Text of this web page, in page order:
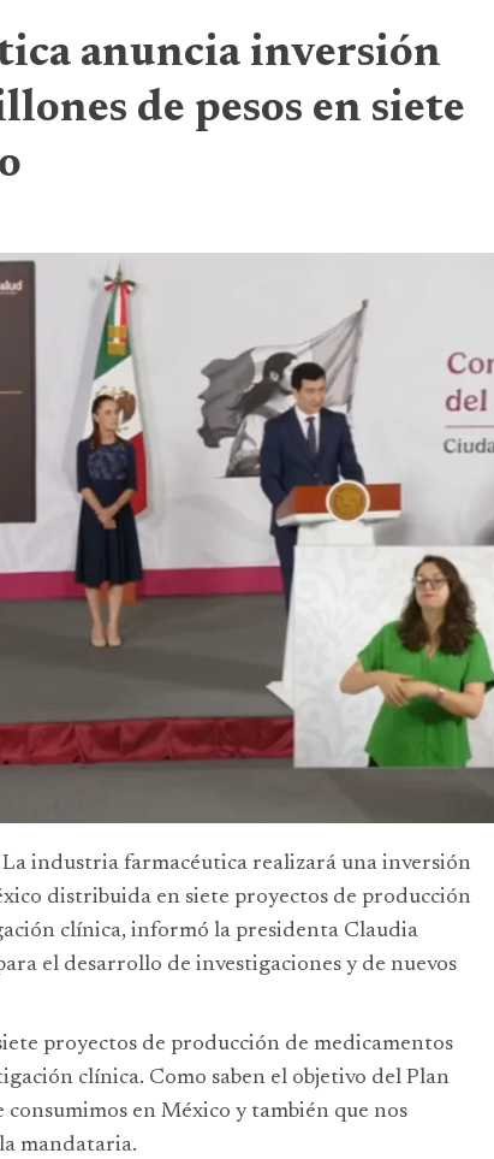
anuncia inversión
de pesos en siete
industria farmacéutica realizará una inversión
distribuida en siete proyectos de producción
clínica, informó la presidenta Claudia
el desarrollo de investigaciones y de nuevos
proyectos de producción de medicamentos
clínica. Como saben el objetivo del Plan
en México y también que nos
mandataria.